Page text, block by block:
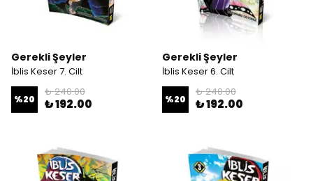
Gerekli Şeyler
İblis Keser 7. Cilt
%20
₺ 240.00
₺ 192.00
Gerekli Şeyler
İblis Keser 6. Cilt
%20
₺ 240.00
₺ 192.00